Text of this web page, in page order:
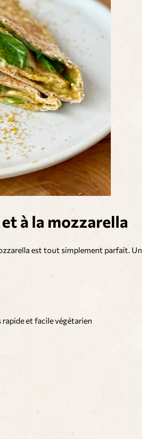
à la mozzarella
est tout simplement parfait.
rapide et facilevégétarien